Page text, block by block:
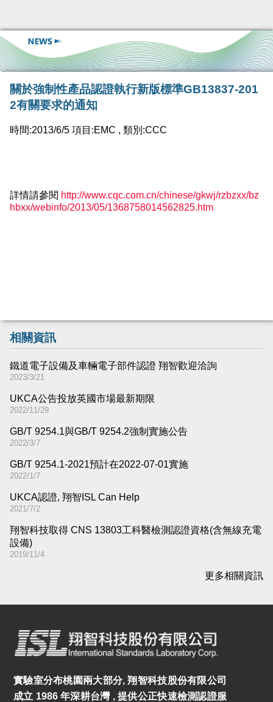
關於強制性產品認證執行新版標準GB13837-201
2有關要求的通知
時間:2013/6/5 項目:EMC , 類別:CCC
詳情請參閱 http://www.cqc.com.cn/chinese/gkwj/rzbzxx/bz
hbxx/webinfo/2013/05/1368758014562825.htm
相關資訊
鐵道電子設備及車輛電子部件認證 翔智歡迎洽詢
2023/3/21
UKCA公告投放英國市場最新期限
2022/11/29
GB/T 9254.1與GB/T 9254.2強制實施公告
2022/3/7
GB/T 9254.1-2021預計在2022-07-01實施
2022/1/7
UKCA認證, 翔智ISL Can Help
2021/7/2
翔智科技取得 CNS 13803工科醫檢測認證資格(含無線充電
設備)
2019/11/4
更多相關資訊
實驗室分布桃園兩大部分, 翔智科技股份有限公司
成立 1986 年深耕台灣 , 提供公正快速檢測認證服